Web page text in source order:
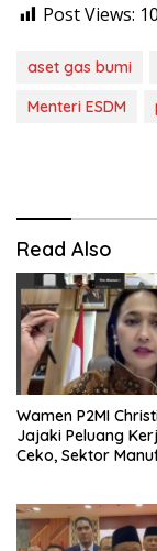
Post Views:
aset gas bumi
Menteri ESDM
Read Also
Wamen P2MI
Jajaki Peluang
Ceko, Sektor